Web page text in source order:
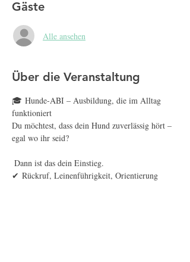
Gäste
Alle ansehen
Über die Veranstaltung
🎓 Hunde-ABI – Ausbildung, die im Alltag
funktioniert
Du möchtest, dass dein Hund zuverlässig hört –
egal wo ihr seid?
Dann ist das dein Einstieg.
✔ Rückruf, Leinenführigkeit, Orientierung